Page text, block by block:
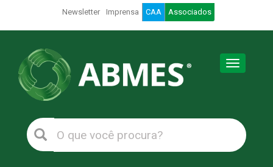
Newsletter Imprensa CAA Associados
Toggle